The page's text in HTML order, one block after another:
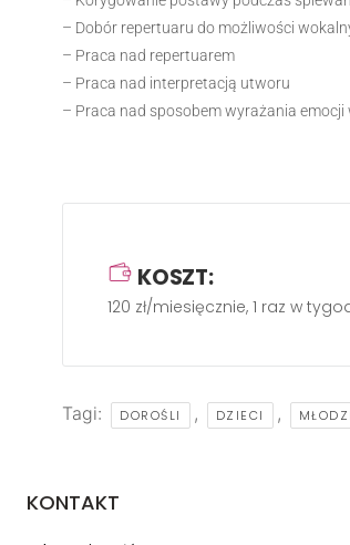
– Dobór repertuaru do możliwości
– Praca nad repertuarem
– Praca nad interpretacją utworu
– Praca nad sposobem wyrażania emocji
KOSZT:
120 zł/miesięcznie, 1 raz w
Tagi: DOROŚLI , DZIECI ,
KONTAKT